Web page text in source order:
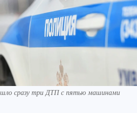
сразу три ДТП с пятью машинами